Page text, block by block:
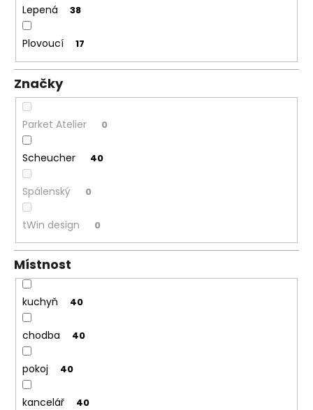
Lepená 38
Plovoucí 17
Značky
Parket Atelier 0
Scheucher 40
Spálenský 0
tWin design 0
Místnost
kuchyň 40
chodba 40
pokoj 40
kancelář 40
TŘÍVRSTVÁ
DŘEVĚNÁ
DUB
RUSTICO
CLICK
190
682
Kč
Původně:
803
Kč